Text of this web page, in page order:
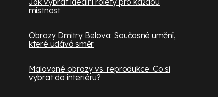
Jak vybrat ideální rolety pro každou
místnost
Obrazy Dmitry Belova: Současné umění,
které udává směr
Malované obrazy vs. reprodukce: Co si
vybrat do interiéru?